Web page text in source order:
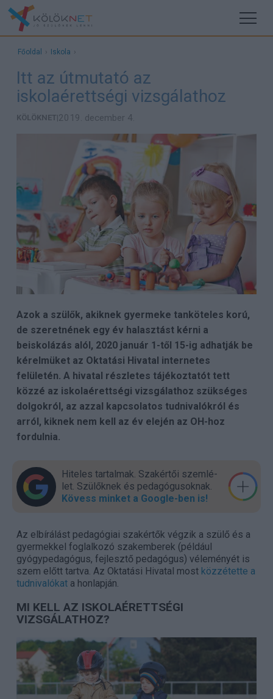
Főoldal › Iskola ›
Itt az útmutató az
iskolaérettségi vizsgálathoz
KÖLÖKNET|2019. december 4.
Azok a szülők, akiknek gyermeke tanköteles korú,
de szeretnének egy év halasztást kérni a
beiskolázás alól, 2020 január 1-től 15-ig adhatják be
kérelmüket az Oktatási Hivatal internetes
felületén. A hivatal részletes tájékoztatót tett
közzé az iskolaérettségi vizsgálathoz szükséges
dolgokról, az azzal kapcsolatos tudnivalókról és
arról, kiknek nem kell az év elején az OH-hoz
fordulnia.
Hiteles tartalmak. Szakér­tői szem­lé­
let. Szülők­nek és pedagógu­sok­nak.
Kövess minket a Google-ben is!
Az elbírálást pedagógiai szakértők végzik a szülő és a
gyermekkel foglalkozó szakemberek (például
gyógypedagógus, fejlesztő pedagógus) véleményét is
szem előtt tartva. Az Oktatási Hivatal most közzétette a
tudnivalókata honlapján.
MI KELL AZ ISKOLAÉRETTSÉGI
VIZSGÁLATHOZ?